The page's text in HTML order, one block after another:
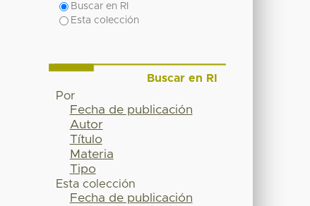
Buscar en RI
Esta colección
Buscar en RI
Por
Fecha de publicación
Autor
Título
Materia
Tipo
Esta colección
Fecha de publicación